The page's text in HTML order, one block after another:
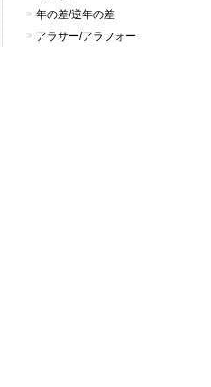
年の差/逆年の差
アラサー/アラフォー